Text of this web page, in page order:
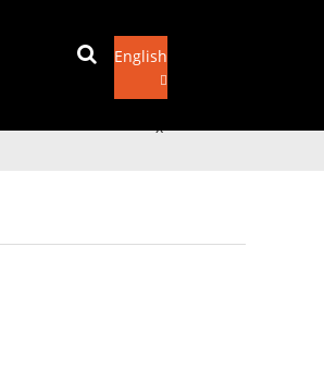
English
ई - मेल पाठवा
x